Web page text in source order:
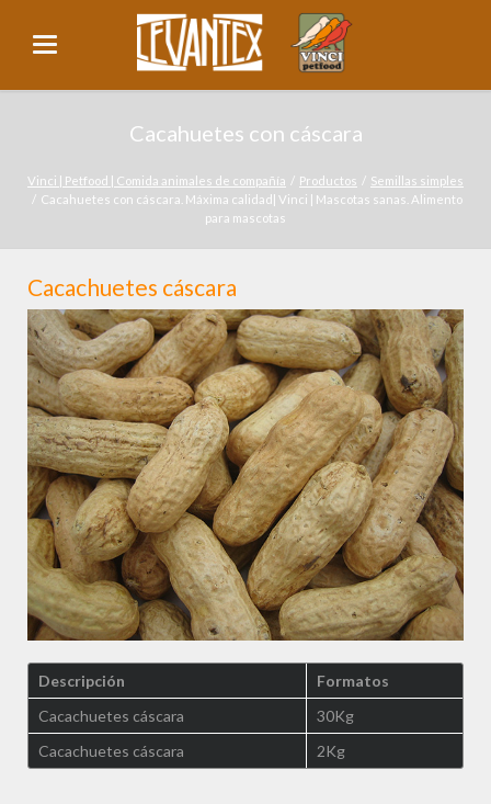
Cacahuetes con cáscara
Vinci | Petfood | Comida animales de compañía Productos
Semillas simples
Cacahuetes con cáscara. Máxima calidad| Vinci | Mascotas sanas. Alimento
para mascotas
Cacachuetes cáscara
Descripción
Formatos
Cacachuetes cáscara
30Kg
Cacachuetes cáscara
2Kg